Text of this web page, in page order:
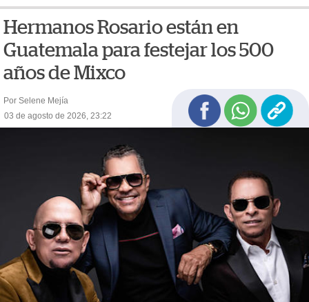
Hermanos Rosario están en
Guatemala para festejar los 500
años de Mixco
Por Selene Mejía
03 de agosto de 2026, 23:22